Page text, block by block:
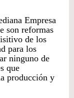
Empresa
son reformas
de los
para los
ninguno de
que
producción y